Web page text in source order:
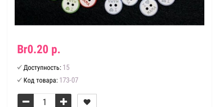
Br0.20 р.
Доступность: 15
Код товара: 173-07